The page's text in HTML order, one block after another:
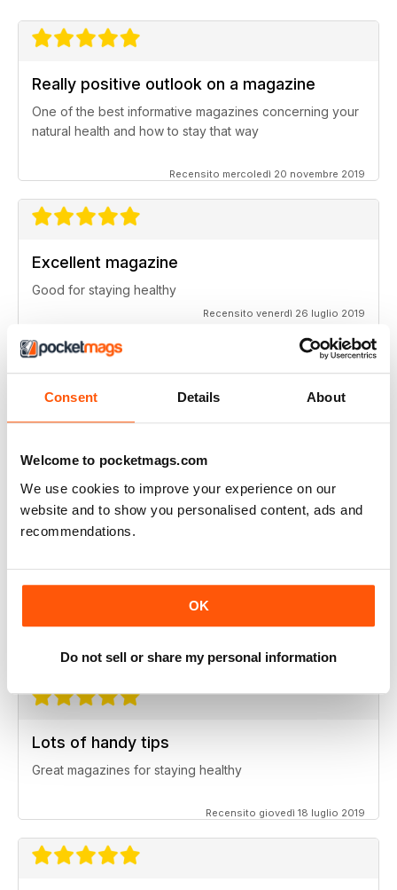
Consent Details About
Welcome to pocketmags.com
We use cookies to improve your experience on our
website and to show you personalised content, ads and
recommendations.
OK
Do not sell or share my personal information
Really positive outlook on a magazine
One of the best informative magazines concerning your
natural health and how to stay that way
Recensito mercoledì 20 novembre 2019
Excellent magazine
Good for staying healthy
Recensito venerdì 26 luglio 2019
experts!
Recensito giovedì 25 luglio 2019
Full of good ideas
Really great magazine for health
Recensito sabato 20 luglio 2019
Lots of handy tips
Great magazines for staying healthy
Recensito giovedì 18 luglio 2019